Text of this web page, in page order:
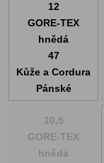
12
GORE-TEX
hnědá
47
Kůže a Cordura
Pánské
10,5
GORE-TEX
hnědá